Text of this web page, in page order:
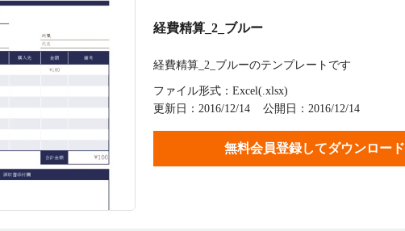
経費精算_2_ブルー
経費精算_2_ブルーのテンプレートです
ファイル形式：Excel(.xlsx)
更新日：2016/12/14
公開日：2016/12/14
無料会員登録してダウンロード